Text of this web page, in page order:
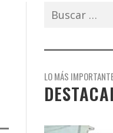
Buscar:
LO MÁS